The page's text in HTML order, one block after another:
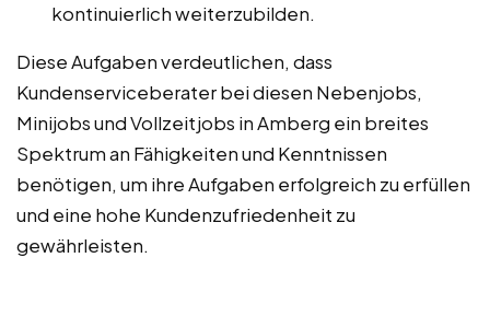
kontinuierlich weiterzubilden.
Diese Aufgaben verdeutlichen, dass
Kundenserviceberater bei diesen Nebenjobs,
Minijobs und Vollzeitjobs in Amberg ein breites
Spektrum an Fähigkeiten und Kenntnissen
benötigen, um ihre Aufgaben erfolgreich zu erfüllen
und eine hohe Kundenzufriedenheit zu
gewährleisten.